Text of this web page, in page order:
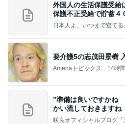
外国人の生活保護受給
保護不正受給で貯蓄４
ンを
日本人よ、いつまで寝てる
要介護5の志茂田景樹
Amebaトピックス 14時
”準備は良いですかね
かい流しておきますね
咲良オフィシャルブログ「